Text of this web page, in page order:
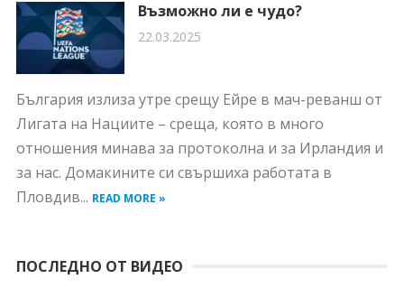
Възможно ли е чудо?
22.03.2025
България излиза утре срещу Ейре в мач-реванш от
Лигата на Нациите – среща, която в много
отношения минава за протоколна и за Ирландия и
за нас. Домакините си свършиха работата в
Пловдив... READ MORE »
ПОСЛЕДНО ОТ ВИДЕО